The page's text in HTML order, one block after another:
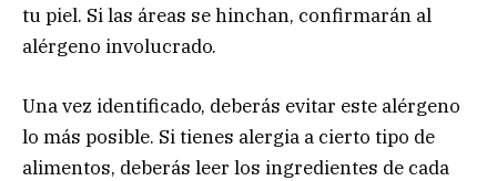
tu piel. Si las áreas se hinchan, confirmarán al
alérgeno involucrado.
Una vez identificado, deberás evitar este alérgeno
lo más posible. Si tienes alergia a cierto tipo de
alimentos, deberás leer los ingredientes de cada